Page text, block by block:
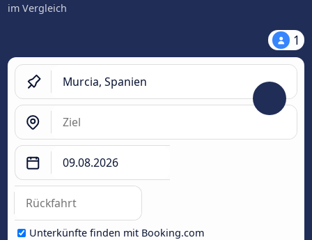
im Vergleich
1
Unterkünfte finden mit Booking.com